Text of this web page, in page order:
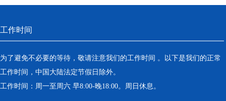
工作时间
为了避免不必要的等待，敬请注意我们的工作时间 。以下是我们的正常
工作时间，中国大陆法定节假日除外。
工作时间：周一至周六 早8:00-晚18:00。周日休息。